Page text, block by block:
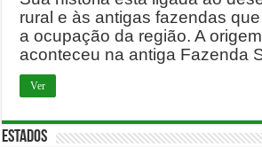
rural e às antigas fazendas
a ocupação da região. A
aconteceu na antiga Fazenda
Ver
ESTADOS